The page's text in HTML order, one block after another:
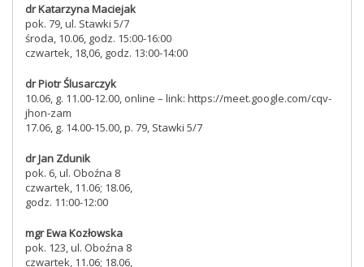
dr Katarzyna Maciejak
pok. 79, ul. Stawki 5/7
środa, 10.06, godz. 15:00-16:00
czwartek, 18,06, godz. 13:00-14:00
dr Piotr Ślusarczyk
10.06, g. 11.00-12.00, online – link: https://meet.google.com/cqv-
jhon-zam
17.06, g. 14.00-15.00, p. 79, Stawki 5/7
dr Jan Zdunik
pok. 6,ul. Oboźna 8
czwartek, 11.06; 18.06,
godz. 11:00-12:00
mgr Ewa Kozłowska
pok. 123, ul. Oboźna 8
czwartek, 11.06; 18.06,